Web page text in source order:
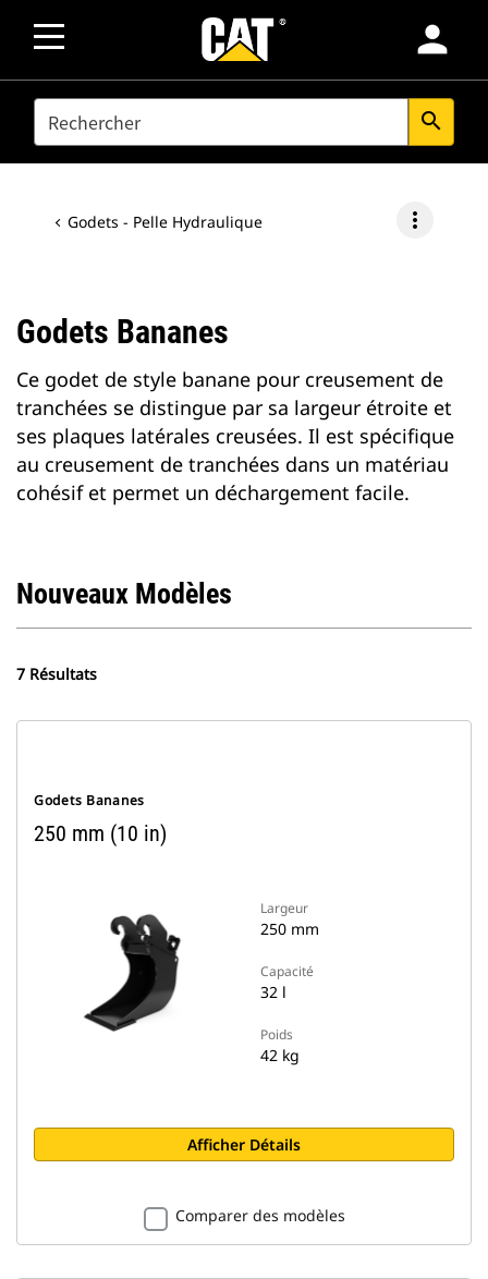
person
SEARCH search
Godets - Pelle Hydraulique more_vert
Godets Bananes
Ce godet de style banane pour creusement de
tranchées se distingue par sa largeur étroite et
ses plaques latérales creusées. Il est spécifique
au creusement de tranchées dans un matériau
cohésif et permet un déchargement facile.
Nouveaux Modèles
7 Résultats
Godets Bananes
250 mm (10 in)
Largeur
250 mm
Capacité
32 l
Poids
42 kg
Afficher Détails
Comparer des modèles